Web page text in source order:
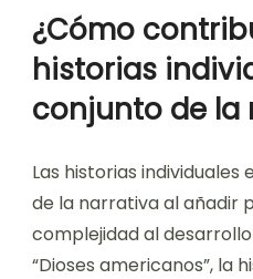
¿Cómo
historias
conjunto de la
Las historias
de la narrativa al añadir
complejidad al
“Dioses americanos”, la